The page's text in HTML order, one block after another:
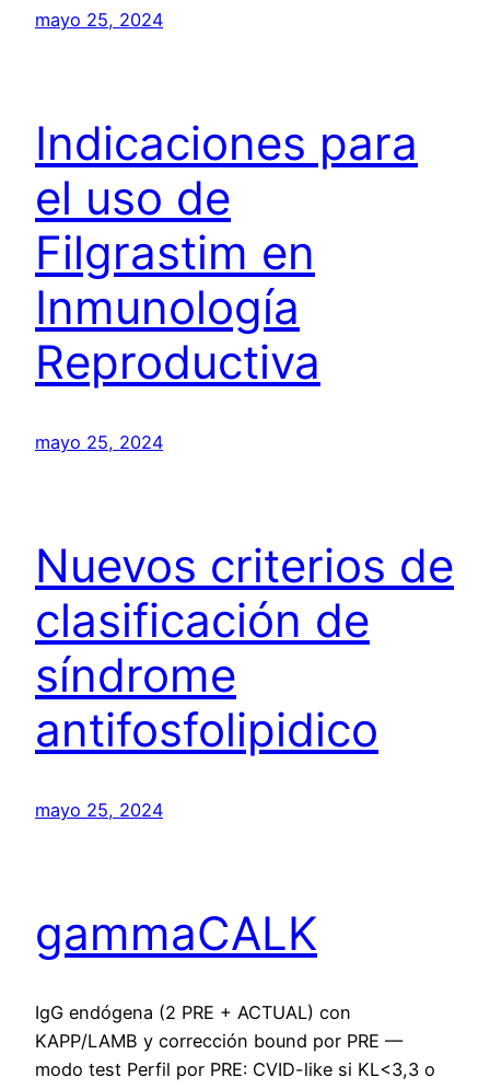
mayo 25, 2024
Indicaciones para
el uso de
Filgrastim en
Inmunología
Reproductiva
mayo 25, 2024
Nuevos criterios de
clasificación de
síndrome
antifosfolipidico
mayo 25, 2024
gammaCALK
IgG endógena (2 PRE + ACTUAL) con
KAPP/LAMB y corrección bound por PRE —
modo test Perfil por PRE: CVID-like si KL<3,3 o